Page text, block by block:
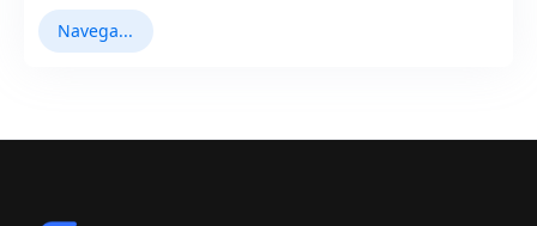
Navegadores antidetect